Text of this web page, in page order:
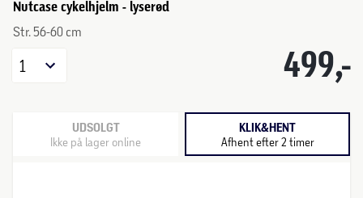
Nutcase cykelhjelm - lyserød
Str. 56-60 cm
499,-
1
UDSOLGT
Ikke på lager online
KLIK&HENT
Afhent efter 2 timer